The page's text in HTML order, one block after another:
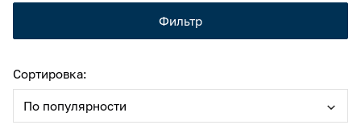
Фильтр
Сортировка:
По популярности
Камеры холодильные
Термоконтейнеры FoodLine
Решения для Dark / Ghost kitchen
Единый доступ по QR-коду ко всей информации об изделии